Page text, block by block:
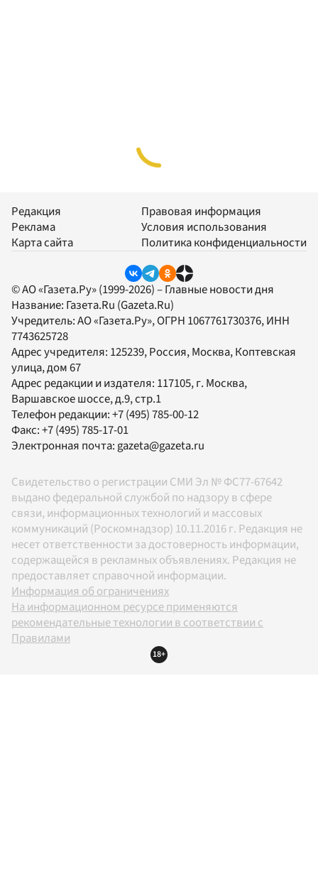
Редакция
Реклама
Карта сайта
Правовая информация
Условия использования
Политика конфиденциальности
© АО «Газета.Ру» (1999-2026) – Главные новости дня
Название: Газета.Ru (Gazeta.Ru)
Учредитель:АО «Газета.Ру», ОГРН 1067761730376, ИНН
7743625728
Адрес учредителя: 125239, Россия, Москва, Коптевская
улица, дом 67
Адрес редакции и издателя: 117105, г. Москва,
Варшавское шоссе, д.9, стр.1
Телефон редакции:+7 (495) 785-00-12
Факс:+7 (495) 785-17-01
Электронная почта:gazeta@gazeta.ru
Свидетельство о регистрации СМИ Эл № ФС77-67642
выдано федеральной службой по надзору в сфере
связи, информационных технологий и массовых
коммуникаций (Роскомнадзор) 10.11.2016 г. Редакция не
несет ответственности за достоверность информации,
содержащейся в рекламных объявлениях. Редакция не
предоставляет справочной информации.
Информация об ограничениях
На информационном ресурсе применяются
рекомендательные технологии в соответствии с
Правилами
18+